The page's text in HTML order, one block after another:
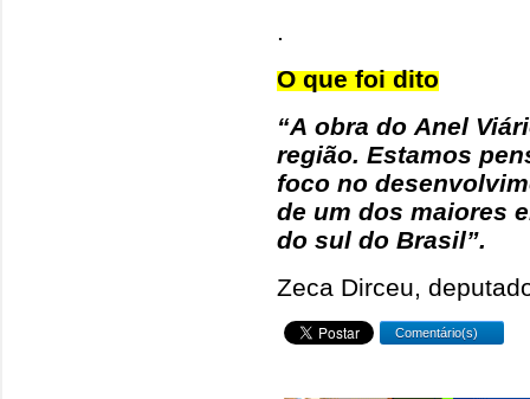
.
O que foi dito
“A obra do Anel
região. Estamos
foco no
de um dos maiores
do sul do Brasil”.
Zeca Dirceu,
Comentário(s)